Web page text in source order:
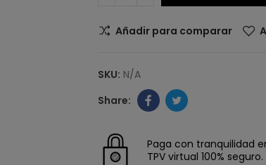
Añadir para comparar
SKU: N/A
Paga con tranquilidad
TPV virtual 100% seguro.